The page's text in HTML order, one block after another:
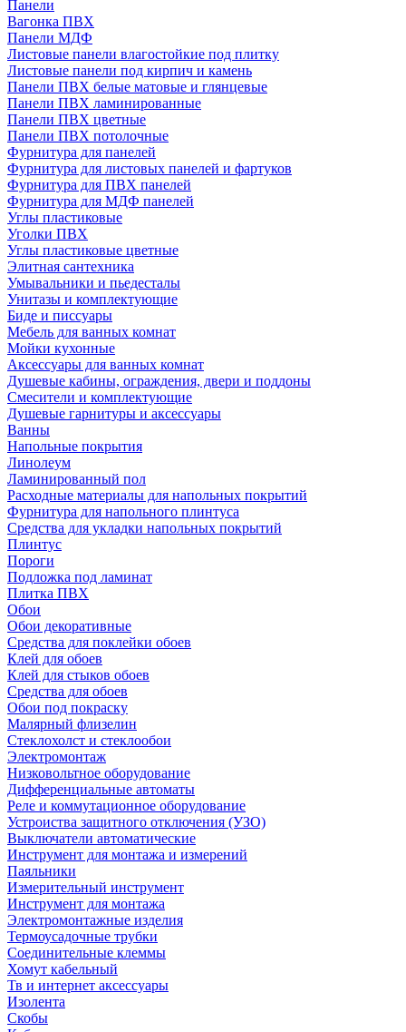
Панели
Вагонка ПВХ
Панели МДФ
Листовые панели влагостойкие под плитку
Листовые панели под кирпич и камень
Панели ПВХ белые матовые и глянцевые
Панели ПВХ ламинированные
Панели ПВХ цветные
Панели ПВХ потолочные
Фурнитура для панелей
Фурнитура для листовых панелей и фартуков
Фурнитура для ПВХ панелей
Фурнитура для МДФ панелей
Углы пластиковые
Уголки ПВХ
Углы пластиковые цветные
Элитная сантехника
Умывальники и пьедесталы
Унитазы и комплектующие
Биде и писсуары
Мебель для ванных комнат
Мойки кухонные
Аксессуары для ванных комнат
Душевые кабины, ограждения, двери и поддоны
Смесители и комплектующие
Душевые гарнитуры и аксессуары
Ванны
Напольные покрытия
Линолеум
Ламинированный пол
Расходные материалы для напольных покрытий
Фурнитура для напольного плинтуса
Средства для укладки напольных покрытий
Плинтус
Пороги
Подложка под ламинат
Плитка ПВХ
Обои
Обои декоративные
Средства для поклейки обоев
Клей для обоев
Клей для стыков обоев
Средства для обоев
Обои под покраску
Малярный флизелин
Стеклохолст и стеклообои
Электромонтаж
Низковольтное оборудование
Дифференциальные автоматы
Реле и коммутационное оборудование
Устроиства защитного отключения (УЗО)
Выключатели автоматические
Инструмент для монтажа и измерений
Паяльники
Измерительный инструмент
Инструмент для монтажа
Электромонтажные изделия
Термоусадочные трубки
Соединительные клеммы
Хомут кабельный
Тв и интернет аксессуары
Изолента
Скобы